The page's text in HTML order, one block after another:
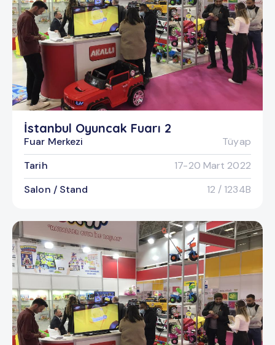
İstanbul Oyuncak Fuarı 2
Fuar Merkezi
Tüyap
Tarih
17-20 Mart 2022
Salon / Stand
12 / 1234B